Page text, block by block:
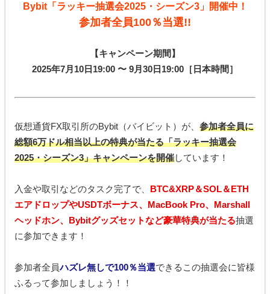
Bybit「ラッキー抽選会2025・シーズン3」開催中！
参加者全員100％当選!!
【キャンペーン期間】
2025年7月10日19:00 〜 9月30日19:00［日本時間］
仮想通貨FX取引所のBybit（バイビット）が、 参加者全員に
総額6万ドル相当以上の特典が当たる「ラッキー抽選会
2025・シーズン3」キャンペーンを開催しています！
入金や取引などのタスク完了で、 BTC&XRP＆SOL＆ETH
エアドロップやUSDTボーナス、MacBook Pro、Marshall
ヘッドホン、Bybitグッズセットなど豪華特典が当たる抽選
に参加できます！
参加者全員ハズレ無しで100％当選できるこの抽選会に皆様
ふるって参加しましょう！！